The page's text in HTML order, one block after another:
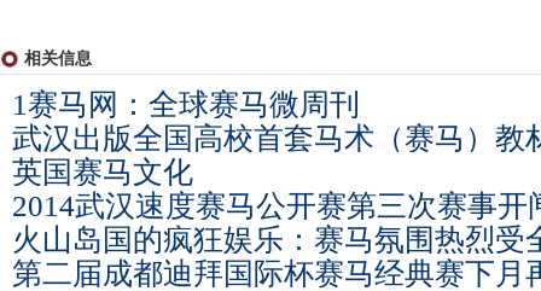
相关信息
1赛马网：全球赛马微周刊
武汉出版全国高校首套马术（赛马）教
英国赛马文化
2014武汉速度赛马公开赛第三次赛事开
火山岛国的疯狂娱乐：赛马氛围热烈受
第二届成都迪拜国际杯赛马经典赛下月